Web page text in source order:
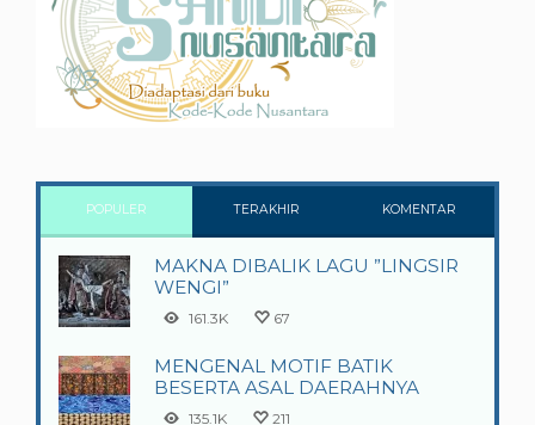
POPULER TERAKHIR KOMENTAR
MAKNA DIBALIK LAGU ”LINGSIR
WENGI”
161.3K 67
MENGENAL MOTIF BATIK
BESERTA ASAL DAERAHNYA
135.1K 211